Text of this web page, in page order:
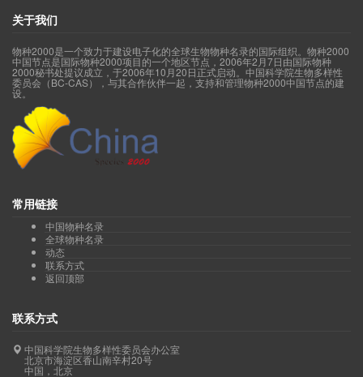
关于我们
物种2000是一个致力于建设电子化的全球生物物种名录的国际组织。物种2000
中国节点是国际物种2000项目的一个地区节点，2006年2月7日由国际物种
2000秘书处提议成立，于2006年10月20日正式启动。中国科学院生物多样性
委员会（BC-CAS），与其合作伙伴一起，支持和管理物种2000中国节点的建
设。
常用链接
中国物种名录
全球物种名录
动态
联系方式
返回顶部
联系方式
中国科学院生物多样性委员会办公室
北京市海淀区香山南辛村20号
中国，北京